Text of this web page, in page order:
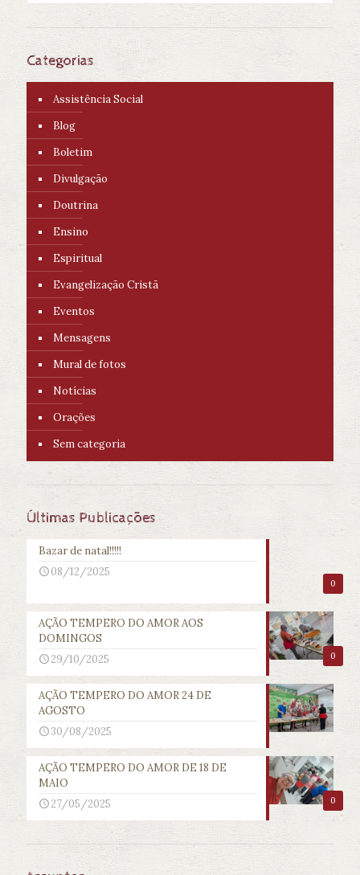
Categorias
Assistência Social
Blog
Boletim
Divulgação
Doutrina
Ensino
Espiritual
Evangelização Cristã
Eventos
Mensagens
Mural de fotos
Notícias
Orações
Sem categoria
Últimas Publicações
0
Bazar de natal!!!!!
08/12/2025
0
AÇÃO TEMPERO DO AMOR AOS
DOMINGOS
29/10/2025
AÇÃO TEMPERO DO AMOR 24 DE
AGOSTO
30/08/2025
0
AÇÃO TEMPERO DO AMOR DE 18 DE
MAIO
27/05/2025